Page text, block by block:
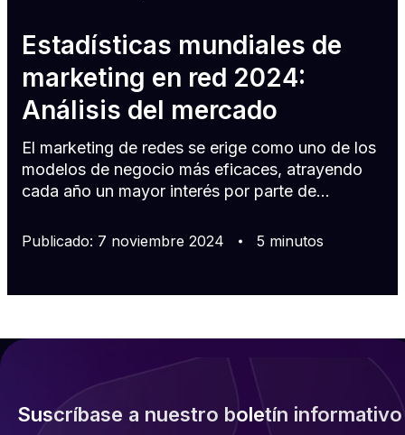
Estadísticas mundiales de
marketing en red 2024:
Análisis del mercado
El marketing de redes se erige como uno de los
modelos de negocio más eficaces, atrayendo
cada año un mayor interés por parte de
Research, se prevé que el sector mundial del
alcanzando un volumen de negocio de 329.000
ocurriendo hoy en día en esta dinámica industria?
Dinámica del sector de la venta directa El merca
Publicado: 7 noviembre 2024 5 minutos
Suscríbase a nuestro boletín informativo